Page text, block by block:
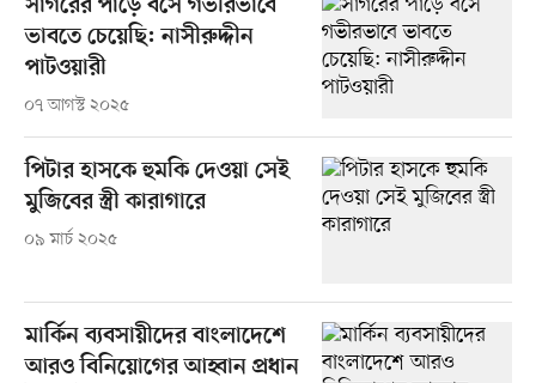
সাগরের পাড়ে বসে গভীরভাবে
ভাবতে চেয়েছি: নাসীরুদ্দীন
পাটওয়ারী
০৭ আগস্ট ২০২৫
পিটার হাসকে হুমকি দেওয়া সেই
মুজিবের স্ত্রী কারাগারে
০৯ মার্চ ২০২৫
মার্কিন ব্যবসায়ীদের বাংলাদেশে
আরও বিনিয়োগের আহ্বান প্রধান